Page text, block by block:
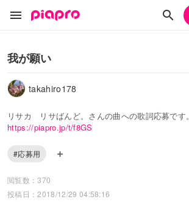
我が願い
takahiro178
リサカ リサばんど。さんの曲への歌詞応募です。
https://piapro.jp/t/f8GS
#応募用
閲覧数：370
投稿日：2018/12/29 04:58:16